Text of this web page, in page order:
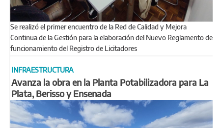
Se realizó el primer encuentro de la Red de Calidad y Mejora
Continua de la Gestión para la elaboración del Nuevo Reglamento de
funcionamiento del Registro de Licitadores
INFRAESTRUCTURA
Avanza la obra en la Planta Potabilizadora para La
Plata, Berisso y Ensenada